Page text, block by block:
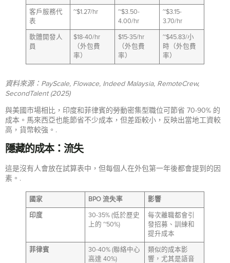
客戶服務代
表
~$1.27/hr
~$3.50-
4.00/hr
~$3.15-
3.70/hr
軟體開發人
員
$18-40/hr
（外包費
率）
$15-35/hr
（外包費
率）
~$45.83/小
時（外包費
率）
資料來源：PayScale, Flowace, Indeed Malaysia, RemoteCrew,
SecondTalent (2025)
與美國市場相比，印度和菲律賓的勞動密集型職位可節省 70-90% 的
成本。馬來西亞也能節省不少成本，但差距較小，反映出當地工資較
高，貨幣較強。.
隱藏的成本：流失
這是沒有人會放在試算表中，但每個人在外包第一年後都會提到的因
素。.
國家 BPO 流失率 影響
印度
30-35% (低於歷史
上的 ~50%)
每次離職都會引
發招募、訓練和
提升成本
菲律賓
30-40% (聯絡中心
高達 40%)
類似的成本影
響，尤其是語音